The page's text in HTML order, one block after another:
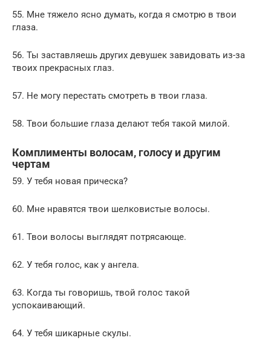
55. Мне тяжело ясно думать, когда я смотрю в твои
глаза.
56. Ты заставляешь других девушек завидовать из-за
твоих прекрасных глаз.
57. Не могу перестать смотреть в твои глаза.
58. Твои большие глаза делают тебя такой милой.
Комплименты волосам, голосу и другим
чертам
59. У тебя новая прическа?
60. Мне нравятся твои шелковистые волосы.
61. Твои волосы выглядят потрясающе.
62. У тебя голос, как у ангела.
63. Когда ты говоришь, твой голос такой
успокаивающий.
64. У тебя шикарные скулы.